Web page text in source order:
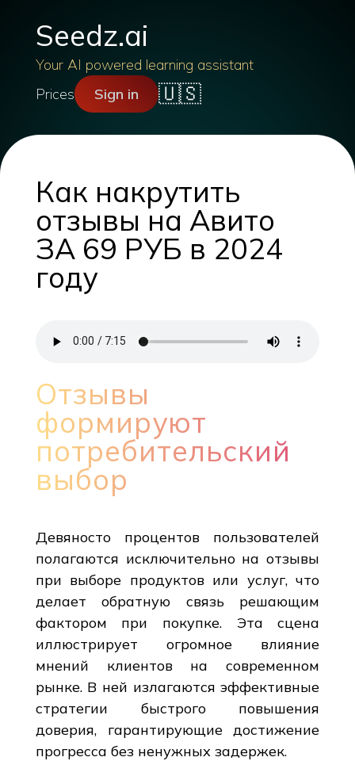
Seedz.ai
Your AI powered learning assistant
Prices
Sign in 🇺🇸
Как накрутить
отзывы на Авито
ЗА 69 РУБ в 2024
году
Отзывы
формируют
потребительский
выбор
Девяносто процентов пользователей
полагаются исключительно на отзывы
при выборе продуктов или услуг, что
делает обратную связь решающим
фактором при покупке. Эта сцена
иллюстрирует огромное влияние
мнений клиентов на современном
рынке. В ней излагаются эффективные
стратегии быстрого повышения
доверия, гарантирующие достижение
прогресса без ненужных задержек.